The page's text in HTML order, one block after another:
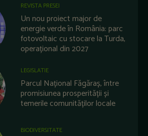
REVISTA PRESEI
Un nou proiect major de
energie verde în România: parc
fotovoltaic cu stocare la Turda,
operațional din 2027
LEGISLATIE
Parcul Național Făgăraș, între
promisiunea prosperității și
temerile comunităților locale
BIODIVERSITATE